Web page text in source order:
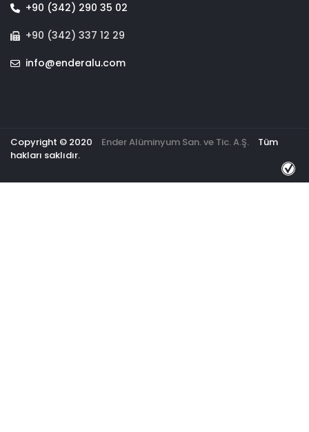
+90 (342) 290 35 02
+90 (342) 337 12 29
info@enderalu.com
Copyright © 2020 Ender Alüminyum San. ve Tic. A.Ş.
Tüm
hakları saklıdır.